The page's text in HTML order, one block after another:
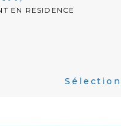
EN RESIDENCE